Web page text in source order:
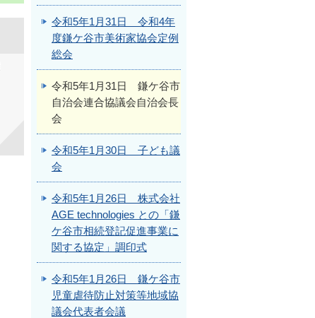
令和5年1月31日 令和4年
度鎌ケ谷市美術家協会定例
総会
令和5年1月31日 鎌ケ谷市
自治会連合協議会自治会長
会
令和5年1月30日 子ども議
会
令和5年1月26日 株式会社
AGE technologies との「鎌
ケ谷市相続登記促進事業に
関する協定」調印式
令和5年1月26日 鎌ケ谷市
児童虐待防止対策等地域協
議会代表者会議